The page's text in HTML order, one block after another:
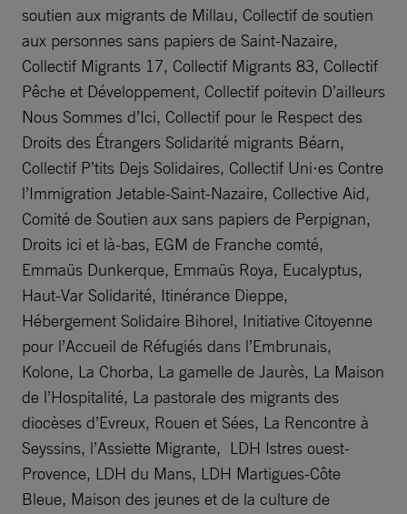
soutien aux migrants de Millau, Collectif de soutien
aux personnes sans papiers de Saint-Nazaire,
Collectif Migrants 17, Collectif Migrants 83, Collectif
Pêche et Développement, Collectif poitevin D’ailleurs
Nous Sommes d’Ici, Collectif pour le Respect des
Droits des Étrangers Solidarité migrants Béarn,
Collectif P’tits Dejs Solidaires, Collectif Uni⋅es Contre
l’Immigration Jetable-Saint-Nazaire, Collective Aid,
Comité de Soutien aux sans papiers de Perpignan,
Droits ici et là-bas, EGM de Franche comté,
Emmaüs Dunkerque, Emmaüs Roya, Eucalyptus,
Haut-Var Solidarité, Itinérance Dieppe,
Hébergement Solidaire Bihorel, Initiative Citoyenne
pour l’Accueil de Réfugiés dans l’Embrunais,
Kolone, La Chorba, La gamelle de Jaurès, La Maison
de l’Hospitalité, La pastorale des migrants des
diocèses d’Evreux, Rouen et Sées, La Rencontre à
Seyssins, l’Assiette Migrante, LDH Istres ouest-
Provence, LDH du Mans, LDH Martigues-Côte
Bleue, Maison des jeunes et de la culture de